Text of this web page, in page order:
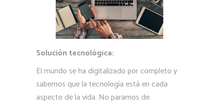
Solución tecnológica:
El mundo se ha digitalizado por completo y
sabemos que la tecnología está en cada
aspecto de la vida. No paramos de